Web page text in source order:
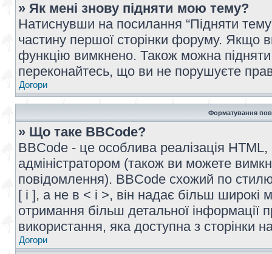
» Як мені знову підняти мою тему?
Натиснувши на посилання “Підняти
частину першої сторінки форуму. Якщо
функцію вимкнено. Також можна
переконайтесь, що ви не порушуєте
Догори
Форматування
» Що таке BBCode?
BBCode - це особлива реалізація
адміністратором (також ви можете
повідомлення). BBCode схожий по
[ і ], а не в < і >, він надає більш
отримання більш детальної інформації
використання, яка доступна з сторінки
Догори